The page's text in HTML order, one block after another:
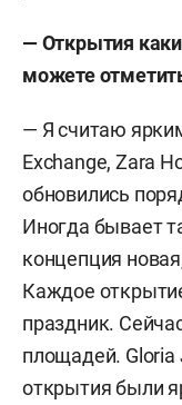
— Открытия
можете
— Я считаю
Exchange, Zara
обновились
Иногда бывает
концепция
Каждое
праздник.
площадей. Gloria
открытия были